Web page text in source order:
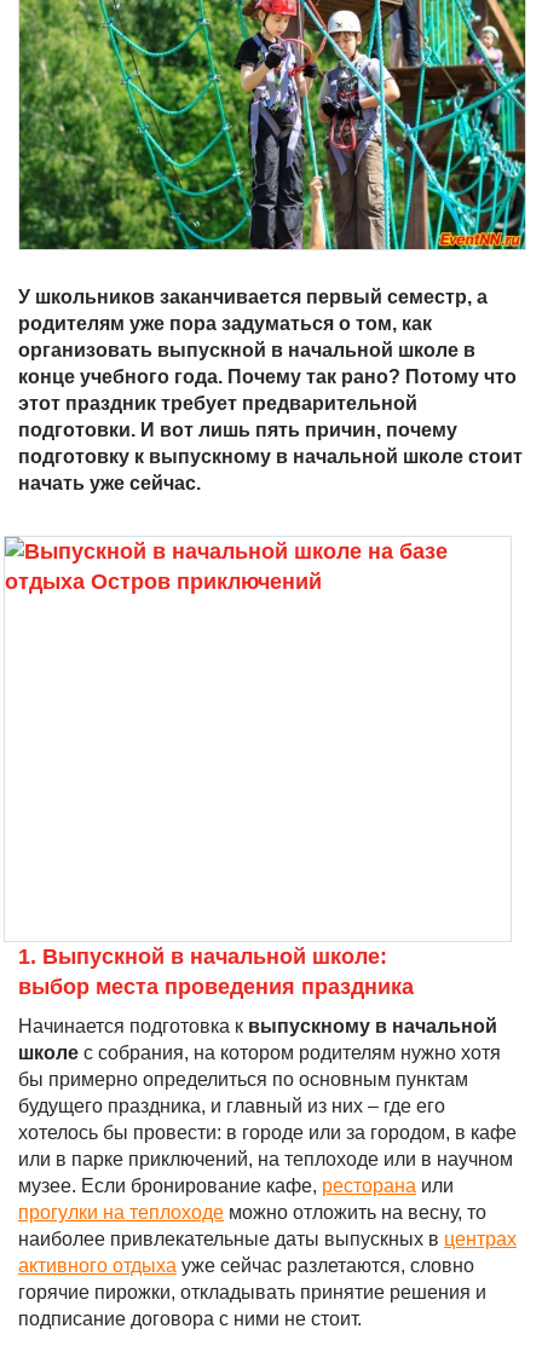
У школьников заканчивается первый семестр, а
родителям уже пора задуматься о том, как
организовать выпускной в начальной школе в
конце учебного года. Почему так рано? Потому что
этот праздник требует предварительной
подготовки. И вот лишь пять причин, почему
подготовку к выпускному в начальной школе стоит
начать уже сейчас.
1. Выпускной в начальной школе:
выбор места проведения праздника
Начинается подготовка к выпускному в начальной
школе с собрания, на котором родителям нужно хотя
бы примерно определиться по основным пунктам
будущего праздника, и главный из них – где его
хотелось бы провести: в городе или за городом, в кафе
или в парке приключений, на теплоходе или в научном
музее. Если бронирование кафе, ресторана или
прогулки на теплоходе можно отложить на весну, то
наиболее привлекательные даты выпускных в центрах
активного отдыха уже сейчас разлетаются, словно
горячие пирожки, откладывать принятие решения и
подписание договора с ними не стоит.